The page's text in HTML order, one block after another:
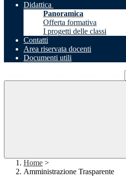
Didattica
Panoramica
Offerta formativa
I progetti delle classi
Contatti
Area riservata docenti
Documenti utili
Home >
Amministrazione Trasparente